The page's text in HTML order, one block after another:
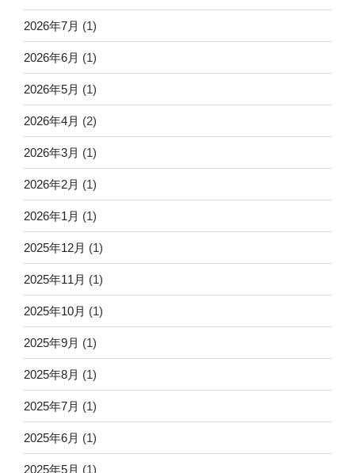
2026年7月 (1)
2026年6月 (1)
2026年5月 (1)
2026年4月 (2)
2026年3月 (1)
2026年2月 (1)
2026年1月 (1)
2025年12月 (1)
2025年11月 (1)
2025年10月 (1)
2025年9月 (1)
2025年8月 (1)
2025年7月 (1)
2025年6月 (1)
2025年5月 (1)